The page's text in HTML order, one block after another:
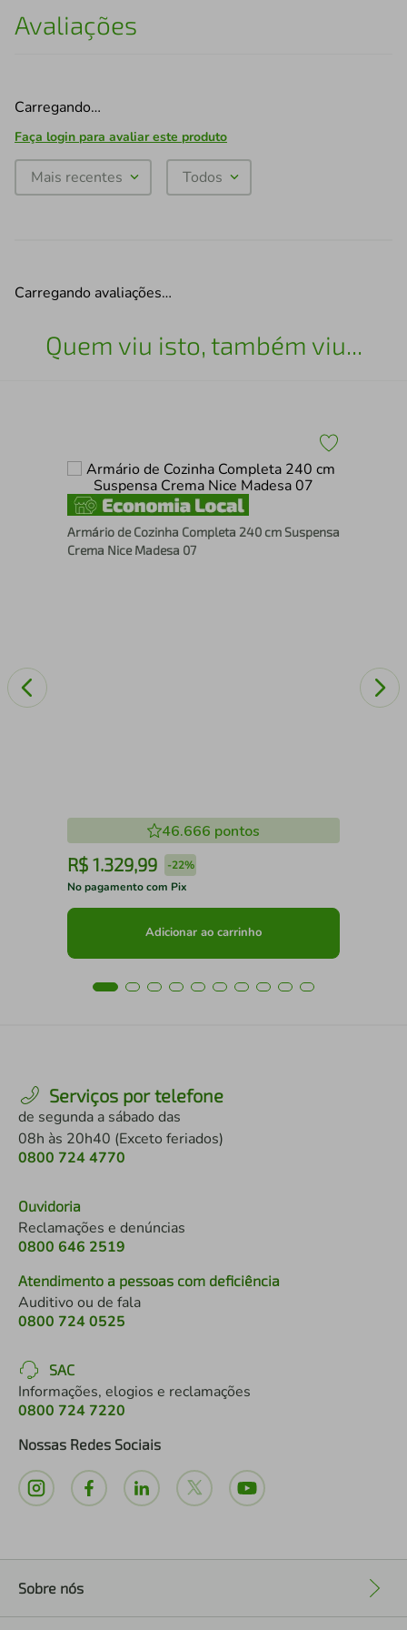
Avaliações
Carregando…
Faça login para avaliar este produto
Mais recentes Todos
Carregando avaliações…
Quem viu isto, também viu...
Armário de Cozinha Completa 240 cm Suspensa
Crema Nice Madesa 07
46.666 pontos
R$ 1.329,99 -22%
No pagamento com Pix
Adicionar ao carrinho
Serviços por telefone
de segunda a sábado das
08h às 20h40 (Exceto feriados)
0800 724 4770
Ouvidoria
Reclamações e denúncias
0800 646 2519
Atendimento a pessoas com deficiência
Auditivo ou de fala
0800 724 0525
SAC
Informações, elogios e reclamações
0800 724 7220
Nossas Redes Sociais
Sobre nós